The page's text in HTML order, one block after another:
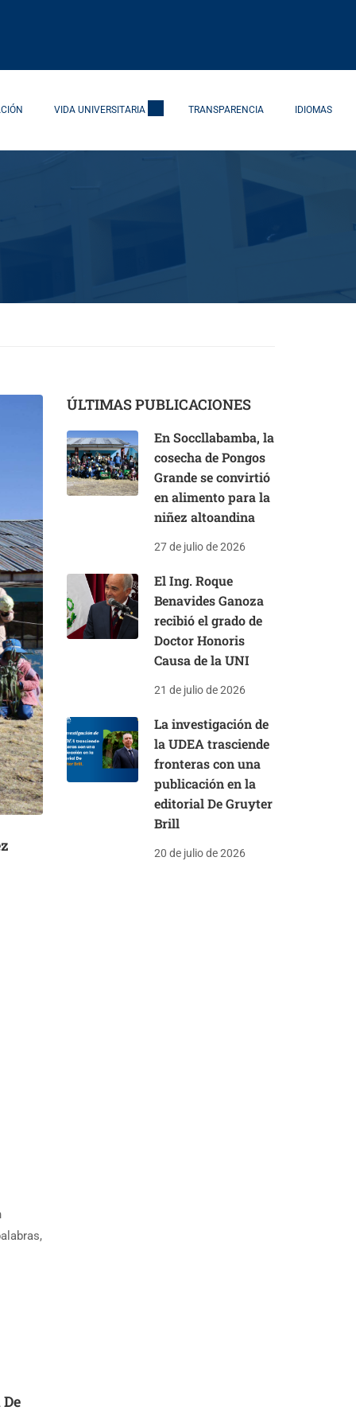
VIDA UNIVERSITARIA TRANSPARENCIA IDIOMAS
ÚLTIMAS PUBLICACIONES
En Soccllabamba, la
cosecha de Pongos
Grande se convirtió
en alimento para la
niñez altoandina
27 de julio de 2026
El Ing. Roque
Benavides Ganoza
recibió el grado de
Doctor Honoris
Causa de la UNI
21 de julio de 2026
La investigación de
la UDEA trasciende
fronteras con una
publicación en la
editorial De Gruyter
Brill
20 de julio de 2026